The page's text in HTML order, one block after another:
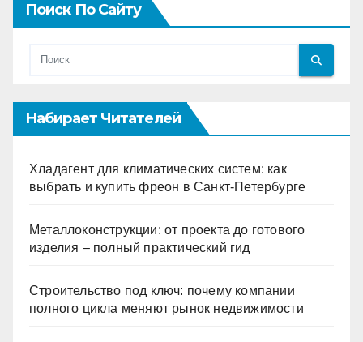
Поиск По Сайту
Набирает Читателей
Хладагент для климатических систем: как
выбрать и купить фреон в Санкт-Петербурге
Металлоконструкции: от проекта до готового
изделия – полный практический гид
Строительство под ключ: почему компании
полного цикла меняют рынок недвижимости